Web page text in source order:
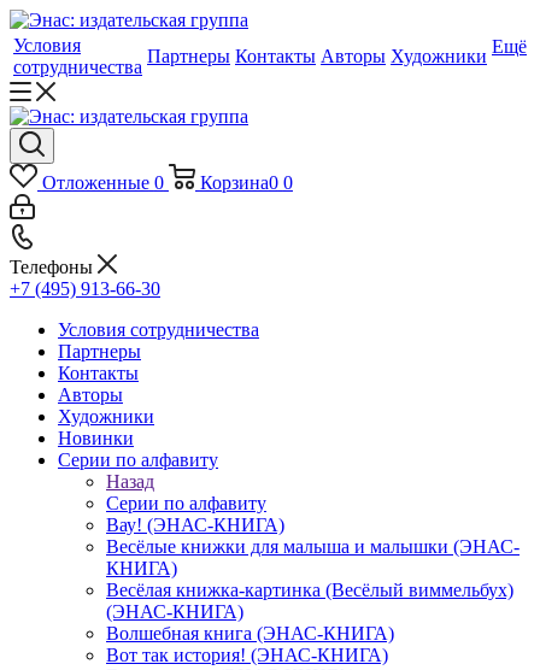
Условия
сотрудничества
Партнеры Контакты Авторы Художники Ещё
Отложенные 0 Корзина0 0
Телефоны
+7 (495) 913-66-30
Условия сотрудничества
Партнеры
Контакты
Авторы
Художники
Новинки
Серии по алфавиту
Назад
Серии по алфавиту
Вау! (ЭНАС-КНИГА)
Весёлые книжки для малыша и малышки (ЭНАС-
КНИГА)
Весёлая книжка-картинка (Весёлый виммельбух)
(ЭНАС-КНИГА)
Волшебная книга (ЭНАС-КНИГА)
Вот так история! (ЭНАС-КНИГА)